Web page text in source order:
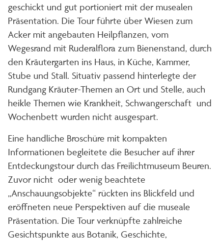
geschickt und gut portioniert mit der musealen
Präsentation. Die Tour führte über Wiesen zum
Acker mit angebauten Heilpflanzen, vom
Wegesrand mit Ruderalflora zum Bienenstand, durch
den Kräutergarten ins Haus, in Küche, Kammer,
Stube und Stall. Situativ passend hinterlegte der
Rundgang Kräuter-Themen an Ort und Stelle, auch
heikle Themen wie Krankheit, Schwangerschaft und
Wochenbett wurden nicht ausgespart.
Eine handliche Broschüre mit kompakten
Informationen begleitete die Besucher auf ihrer
Entdeckungstour durch das Freilichtmuseum Beuren.
Zuvor nicht oder wenig beachtete
„Anschauungsobjekte“ rückten ins Blickfeld und
eröffneten neue Perspektiven auf die museale
Präsentation. Die Tour verknüpfte zahlreiche
Gesichtspunkte aus Botanik, Geschichte,